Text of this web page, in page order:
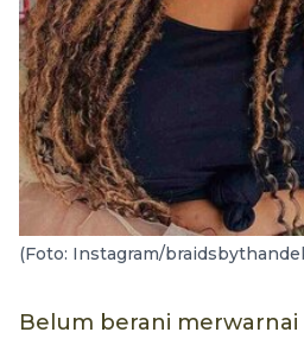
(Foto: Instagram/
Belum berani